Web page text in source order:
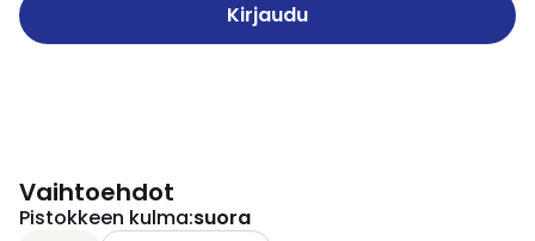
Kirjaudu
Vaihtoehdot
Pistokkeen kulma:suora